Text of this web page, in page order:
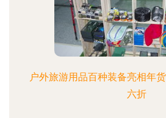
户外旅游用品百种装备亮相年
六折